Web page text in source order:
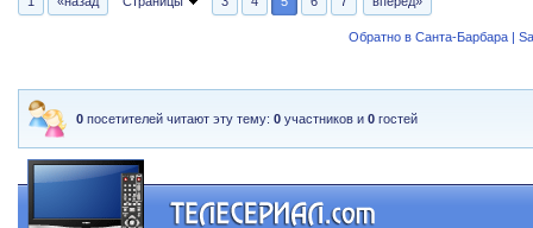
Обратно в Санта-Барбара |
0 посетителей читают эту тему:0 участников и0 гостей